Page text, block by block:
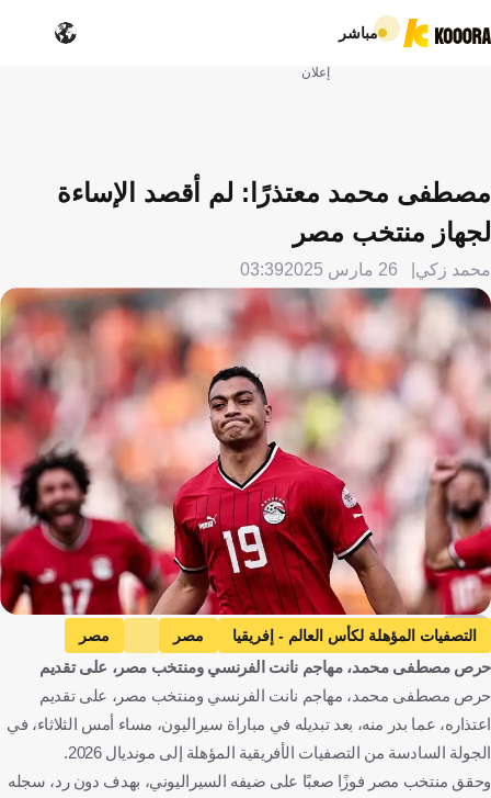
مباشر
إعلان
مصطفى محمد معتذرًا: لم أقصد الإساءة
لجهاز منتخب مصر
محمد زكي 26 مارس 2025 03:39
AFP
التصفيات المؤهلة لكأس العالم - إفريقيا مصر
مصر
سيراليون
سيراليون مصطفى محمد كرة قدم
حرص مصطفى محمد، مهاجم نانت الفرنسي ومنتخب مصر، على تقديم
حرص مصطفى محمد، مهاجم نانت الفرنسي ومنتخب مصر، على تقديم
اعتذاره، عما بدر منه، بعد تبديله في مباراة سيراليون، مساء أمس الثلاثاء، في
الجولة السادسة من التصفيات الأفريقية المؤهلة إلى مونديال 2026.
وحقق منتخب مصر فوزًا صعبًا على ضيفه السيراليوني، بهدف دون رد، سجله